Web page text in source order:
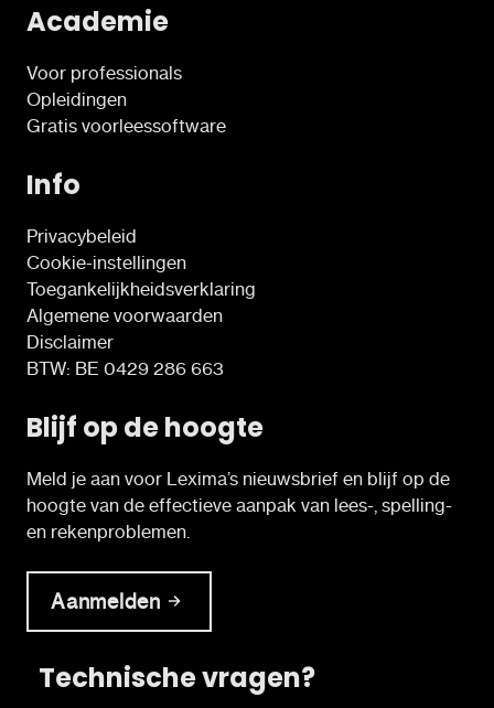
Academie
Voor professionals
Opleidingen
Gratis voorleessoftware
Info
Privacybeleid
Cookie-instellingen
Toegankelijkheidsverklaring
Algemene voorwaarden
Disclaimer
BTW: BE 0429 286 663
Blijf op de hoogte
Meld je aan voor Lexima’s nieuwsbrief en blijf op de
hoogte van de effectieve aanpak van lees-, spelling-
en rekenproblemen.
Aanmelden
Technische vragen?